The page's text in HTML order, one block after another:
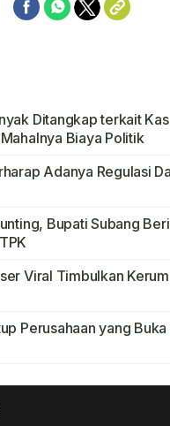
Ditangkap terkait
Biaya Politik
Adanya Regulasi
Bupati Subang
Viral Timbulkan
Perusahaan yang Buka